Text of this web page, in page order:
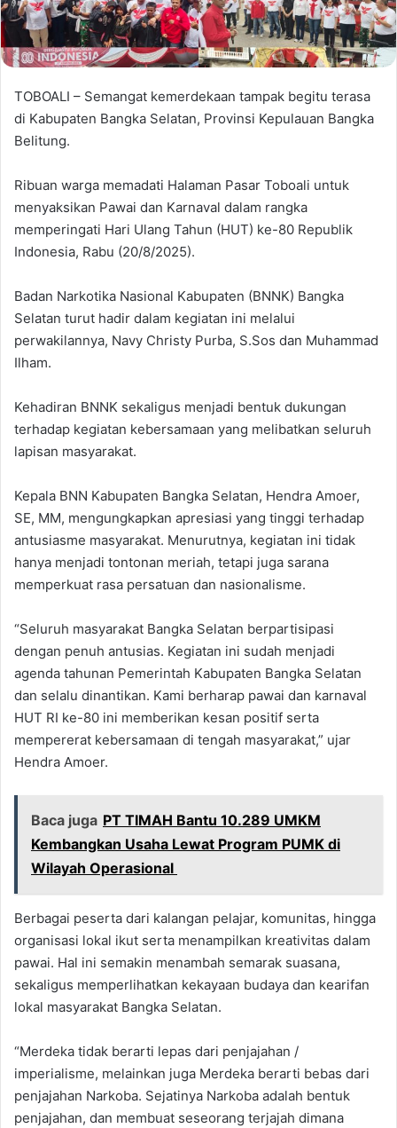
TOBOALI – Semangat kemerdekaan tampak begitu terasa
di Kabupaten Bangka Selatan, Provinsi Kepulauan Bangka
Belitung.
Ribuan warga memadati Halaman Pasar Toboali untuk
menyaksikan Pawai dan Karnaval dalam rangka
memperingati Hari Ulang Tahun (HUT) ke-80 Republik
Indonesia, Rabu (20/8/2025).
Badan Narkotika Nasional Kabupaten (BNNK) Bangka
Selatan turut hadir dalam kegiatan ini melalui
perwakilannya, Navy Christy Purba, S.Sos dan Muhammad
Ilham.
Kehadiran BNNK sekaligus menjadi bentuk dukungan
terhadap kegiatan kebersamaan yang melibatkan seluruh
lapisan masyarakat.
Kepala BNN Kabupaten Bangka Selatan, Hendra Amoer,
SE, MM, mengungkapkan apresiasi yang tinggi terhadap
antusiasme masyarakat. Menurutnya, kegiatan ini tidak
hanya menjadi tontonan meriah, tetapi juga sarana
memperkuat rasa persatuan dan nasionalisme.
“Seluruh masyarakat Bangka Selatan berpartisipasi
dengan penuh antusias. Kegiatan ini sudah menjadi
agenda tahunan Pemerintah Kabupaten Bangka Selatan
dan selalu dinantikan. Kami berharap pawai dan karnaval
HUT RI ke-80 ini memberikan kesan positif serta
mempererat kebersamaan di tengah masyarakat,” ujar
Hendra Amoer.
Baca juga PT TIMAH Bantu 10.289 UMKM
Kembangkan Usaha Lewat Program PUMK di
Wilayah Operasional
Berbagai peserta dari kalangan pelajar, komunitas, hingga
organisasi lokal ikut serta menampilkan kreativitas dalam
pawai. Hal ini semakin menambah semarak suasana,
sekaligus memperlihatkan kekayaan budaya dan kearifan
lokal masyarakat Bangka Selatan.
“Merdeka tidak berarti lepas dari penjajahan /
imperialisme, melainkan juga Merdeka berarti bebas dari
penjajahan Narkoba. Sejatinya Narkoba adalah bentuk
penjajahan, dan membuat seseorang terjajah dimana